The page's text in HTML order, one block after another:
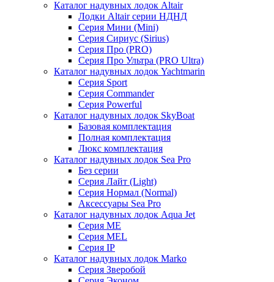
Каталог надувных лодок Altair
Лодки Altair серии НДНД
Серия Мини (Mini)
Серия Сириус (Sirius)
Серия Про (PRO)
Серия Про Ультра (PRO Ultra)
Каталог надувных лодок Yachtmarin
Серия Sport
Серия Commander
Серия Powerful
Каталог надувных лодок SkyBoat
Базовая комплектация
Полная комплектация
Люкс комплектация
Каталог надувных лодок Sea Pro
Без серии
Серия Лайт (Light)
Серия Нормал (Normal)
Аксессуары Sea Pro
Каталог надувных лодок Aqua Jet
Серия ME
Серия MEL
Серия IP
Каталог надувных лодок Marko
Серия Зверобой